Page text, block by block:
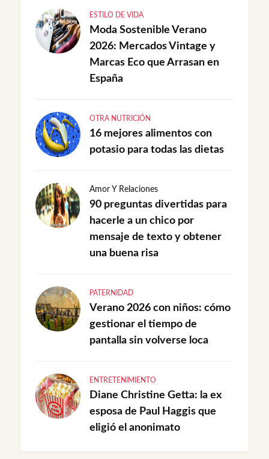
ESTILO DE VIDA
Moda Sostenible Verano
2026: Mercados Vintage y
Marcas Eco que Arrasan en
España
OTRA NUTRICIÓN
16 mejores alimentos con
potasio para todas las dietas
Amor Y Relaciones
90 preguntas divertidas para
hacerle a un chico por
mensaje de texto y obtener
una buena risa
PATERNIDAD
Verano 2026 con niños: cómo
gestionar el tiempo de
pantalla sin volverse loca
ENTRETENIMIENTO
Diane Christine Getta: la ex
esposa de Paul Haggis que
eligió el anonimato